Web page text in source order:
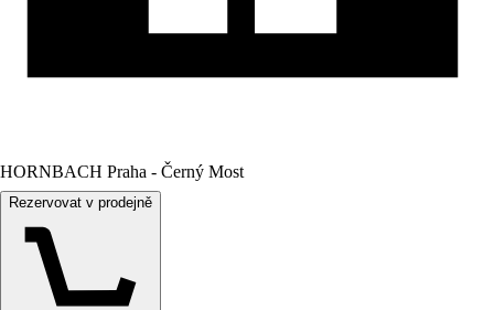
HORNBACH Praha - Černý Most
Rezervovat v prodejně